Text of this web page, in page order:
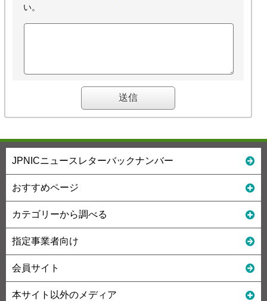
い。
JPNICニュースレターバックナンバー
おすすめページ
カテゴリーから調べる
指定事業者向け
会員サイト
本サイト以外のメディア